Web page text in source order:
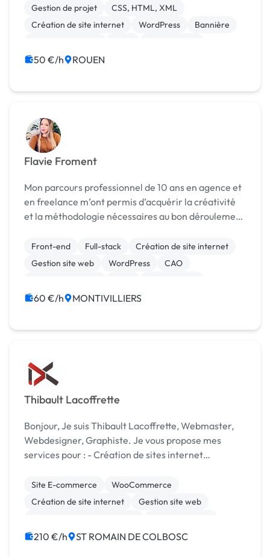
mesure.
Gestion de projet
CSS, HTML, XML
Création de site internet
WordPress
Bannière
Photoshop
Print (flyer, plaquette, affiche...)
50 €/h ROUEN
Flavie Froment
Mon parcours professionnel de 10 ans en agence et
en freelance m’ont permis d’acquérir la créativité
et la méthodologie nécessaires au bon déroulement
spécialisée dans la création d’identité visu...
Front-end Full-stack
Création de site internet
Gestion site web
WordPress
CAO
Motion design
60 €/h MONTIVILLIERS
Thibault Lacoffrette
Bonjour, Je suis Thibault Lacoffrette, Webmaster,
Webdesigner, Graphiste. Je vous propose mes
services pour : - Création de sites internet
maintenance de site, design sur mesure ...) -
Créat...
Site E-commerce
WooCommerce
Création de site internet
Gestion site web
WordPress
210 €/h ST ROMAIN DE COLBOSC